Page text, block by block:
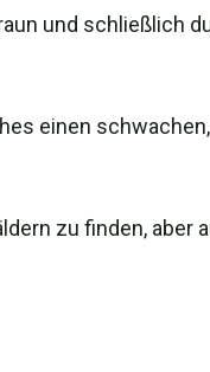
und schließlich
einen
zu finden, aber